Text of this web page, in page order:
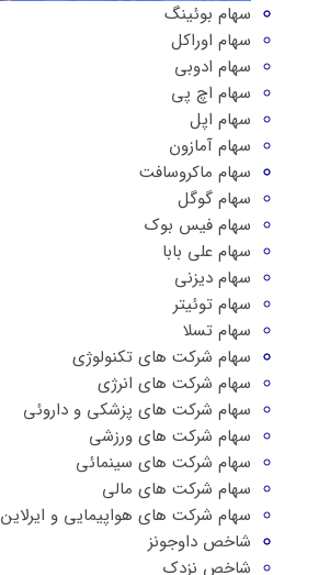
سهام بوئینگ
سهام اوراکل
سهام ادوبی
سهام اچ پی
سهام اپل
سهام آمازون
سهام ماکروسافت
سهام گوگل
سهام فیس بوک
سهام علی بابا
سهام دیزنی
سهام توئیتر
سهام تسلا
سهام شرکت های تکنولوژی
سهام شرکت های انرژی
سهام شرکت های پزشکی و داروئی
سهام شرکت های ورزشی
سهام شرکت های سینمائی
سهام شرکت های مالی
سهام شرکت های هواپیمایی و ایرلاین
شاخص داوجونز
شاخص نزدک